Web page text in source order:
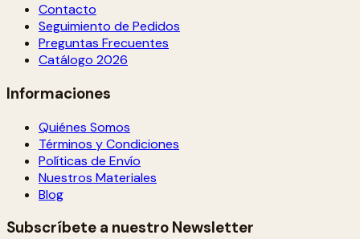
Contacto
Seguimiento de Pedidos
Preguntas Frecuentes
Catálogo 2026
Informaciones
Quiénes Somos
Términos y Condiciones
Políticas de Envío
Nuestros Materiales
Blog
Subscríbete a nuestro Newsletter